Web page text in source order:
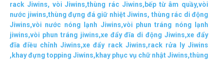
rack Jiwins, vòi Jiwins,thùng rác Jiwins,bếp từ âm quầy,vòi
nước jiwins,thùng đựng đá giữ nhiệt Jiwins, thùng rác di động
Jiwins,vòi nước nóng lạnh Jiwins,vòi phun tráng nóng lạnh
jiwins,vòi phun tráng jiwins,xe đẩy đĩa di động Jiwins,xe đẩy
đĩa điều chỉnh Jiwins,xe đẩy rack Jiwins,rack rửa ly Jiwins
, khay đựng topping Jiwins, khay phục vụ chữ nhật Jiwins,thùng